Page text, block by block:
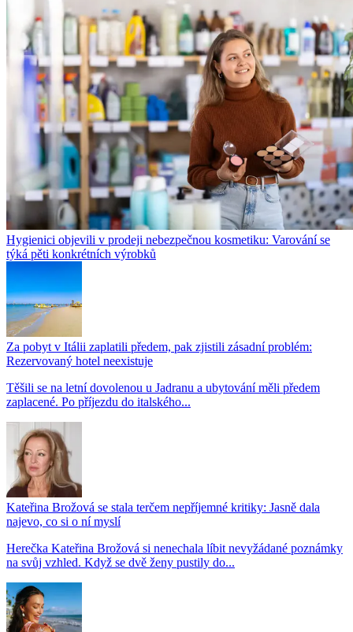
Hygienici objevili v prodeji nebezpečnou kosmetiku: Varování se
týká pěti konkrétních výrobků
Za pobyt v Itálii zaplatili předem, pak zjistili zásadní problém:
Rezervovaný hotel neexistuje
Těšili se na letní dovolenou u Jadranu a ubytování měli předem
zaplacené. Po příjezdu do italského...
Kateřina Brožová se stala terčem nepříjemné kritiky: Jasně dala
najevo, co si o ní myslí
Herečka Kateřina Brožová si nenechala líbit nevyžádané poznámky
na svůj vzhled. Když se dvě ženy pustily do...